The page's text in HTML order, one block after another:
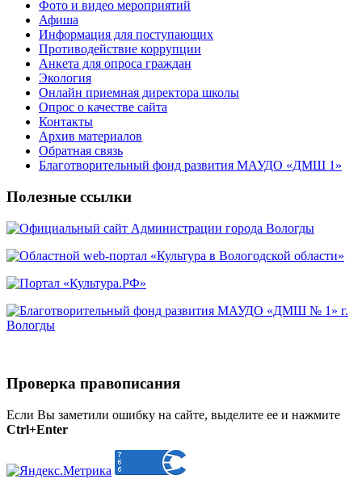
Фото и видео мероприятий
Афиша
Информация для поступающих
Противодействие коррупции
Анкета для опроса граждан
Экология
Онлайн приемная директора школы
Опрос о качестве сайта
Контакты
Архив материалов
Обратная связь
Благотворительный фонд развития МАУДО «ДМШ 1»
Полезные ссылки
Проверка правописания
Если Вы заметили ошибку на сайте, выделите ее и нажмите
Ctrl+Enter